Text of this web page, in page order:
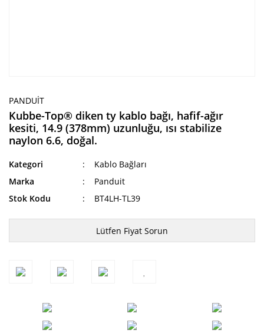
PANDUIT
Kubbe-Top® diken ty kablo bağı, hafif-ağır
kesiti, 14.9 (378mm) uzunluğu, ısı stabilize
naylon 6.6, doğal.
Kategori
Kablo Bağları
Marka
Panduit
Stok Kodu
BT4LH-TL39
Lütfen Fiyat Sorun